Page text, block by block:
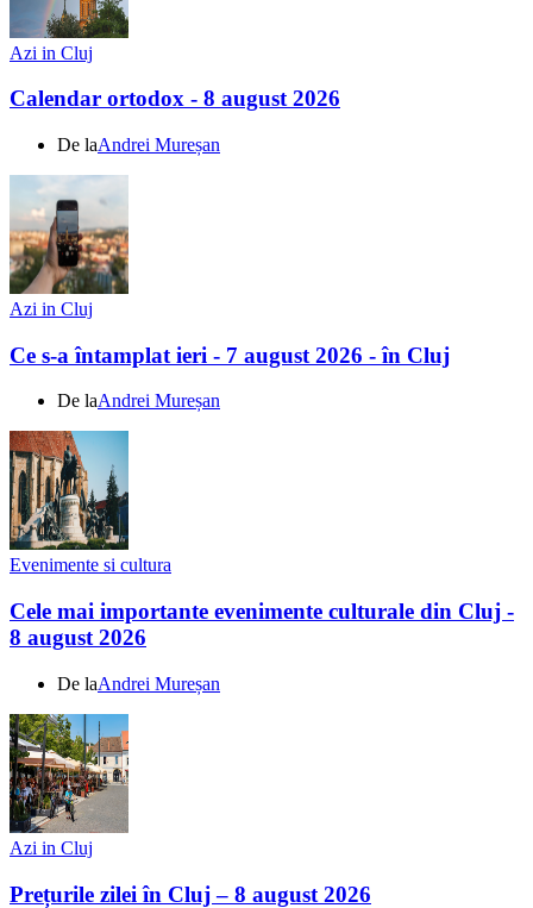
Azi in Cluj
Calendar ortodox - 8 august 2026
De laAndrei Mureșan
Azi in Cluj
Ce s-a întamplat ieri - 7 august 2026 - în Cluj
De laAndrei Mureșan
Evenimente si cultura
Cele mai importante evenimente culturale din Cluj -
8 august 2026
De laAndrei Mureșan
Azi in Cluj
Prețurile zilei în Cluj – 8 august 2026